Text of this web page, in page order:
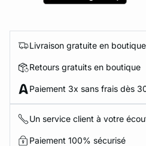
Livraison gratuite en
Retours gratuits en boutique
Paiement 3x sans frais dès
Un service client à votre
Paiement 100% sécurisé